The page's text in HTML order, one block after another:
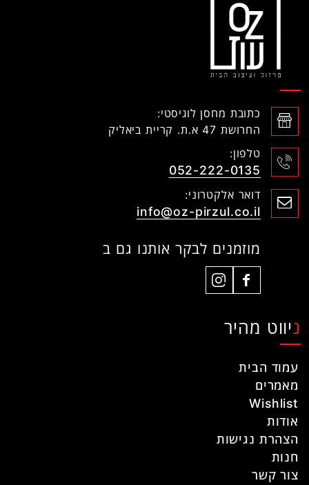
כתובת מחסן לוגיסטי:
החרושת 47 א.ת. קריית ביאליק
טלפון:
052-222-0135
דואר אלקטרוני:
info@oz-pirzul.co.il
מוזמנים לבקר אותנו גם ב
ניווט מהיר
עמוד הבית
מאמרים
Wishlist
אודות
הצהרת נגישות
חנות
צור קשר